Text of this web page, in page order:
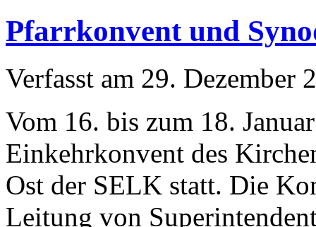
Pfarrkonvent und
Verfasst am 29. Dezember
Vom 16. bis zum 18.
Einkehrkonvent des
Ost der SELK statt. Die
Leitung von